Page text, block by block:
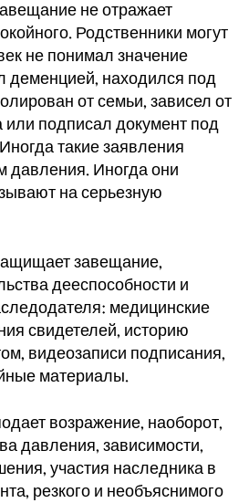
не отражает
Родственники могут
не понимал значение
деменцией, находился под
от семьи, зависел от
или подписал документ под
такие заявления
давления. Иногда они
на серьезную
завещание,
дееспособности и
медицинские
свидетелей, историю
видеозаписи подписания,
материалы.
возражение, наоборот,
давления, зависимости,
участия наследника в
резкого и необъяснимого